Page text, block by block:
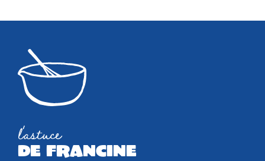
l'astuce
de francine